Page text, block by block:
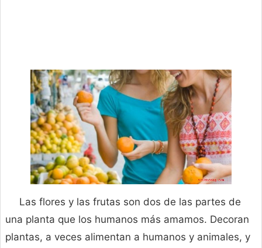
Las flores y las frutas son dos de las partes de
una planta que los humanos más amamos. Decoran
plantas, a veces alimentan a humanos y animales, y